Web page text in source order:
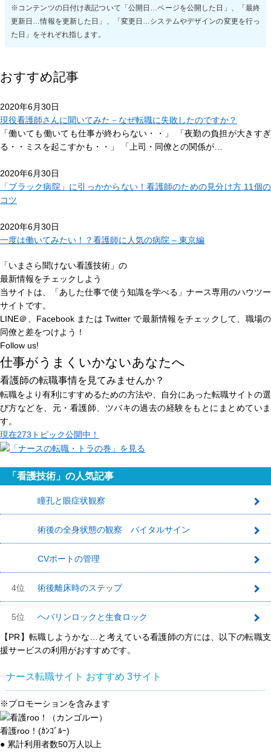
※コンテンツの日付け表記ついて「公開日…ページを公開した日」、「最終
更新日…情報を更新した日」、「変更日…システムやデザインの変更を行っ
た日」をそれぞれ指します。
おすすめ記事
2020年6月30日
現役看護師さんに聞いてみた－なぜ転職に失敗したのですか？
「働いても働いても仕事が終わらない・・」 「夜勤の負担が大きすぎ
る・・ミスを起こすかも・・」 「上司・同僚との関係が…
2020年6月30日
「ブラック病院」に引っかからない！看護師のための見分け方 11個の
コツ
2020年6月30日
一度は働いてみたい！？看護師に人気の病院 – 東京編
「いまさら聞けない看護技術」の
最新情報をチェックしよう
当サイトは、
「あした仕事で使う知識を学べる」 ナース専用のハウツー
サイトです。
LINE＠、Facebook または Twitter で最新情報をチェックして、職場の
同僚と差をつけよう！
Follow us!
仕事がうまくいかないあなたへ
看護師の転職事情を見てみませんか？
転職をより有利にすすめるための方法や、自分にあった転職サイトの選
び方などを、元・看護師、ツバキの過去の経験をもとにまとめていま
す。
現在273トピック公開中！
「看護技術」の人気記事
瞳孔と眼症状観察
術後の全身状態の観察 バイタルサイン
CVポートの管理
4位 術後離床時のステップ
5位 ヘパリンロックと生食ロック
【PR】転職しようかな…と考えている看護師の方には、以下の転職支
援サービスの利用がおすすめです。
ナース転職サイト おすすめ 3サイト
※プロモーションを含みます
看護roo！(ｶﾝｺﾞﾙｰ)
● 累計利用者数50万人以上